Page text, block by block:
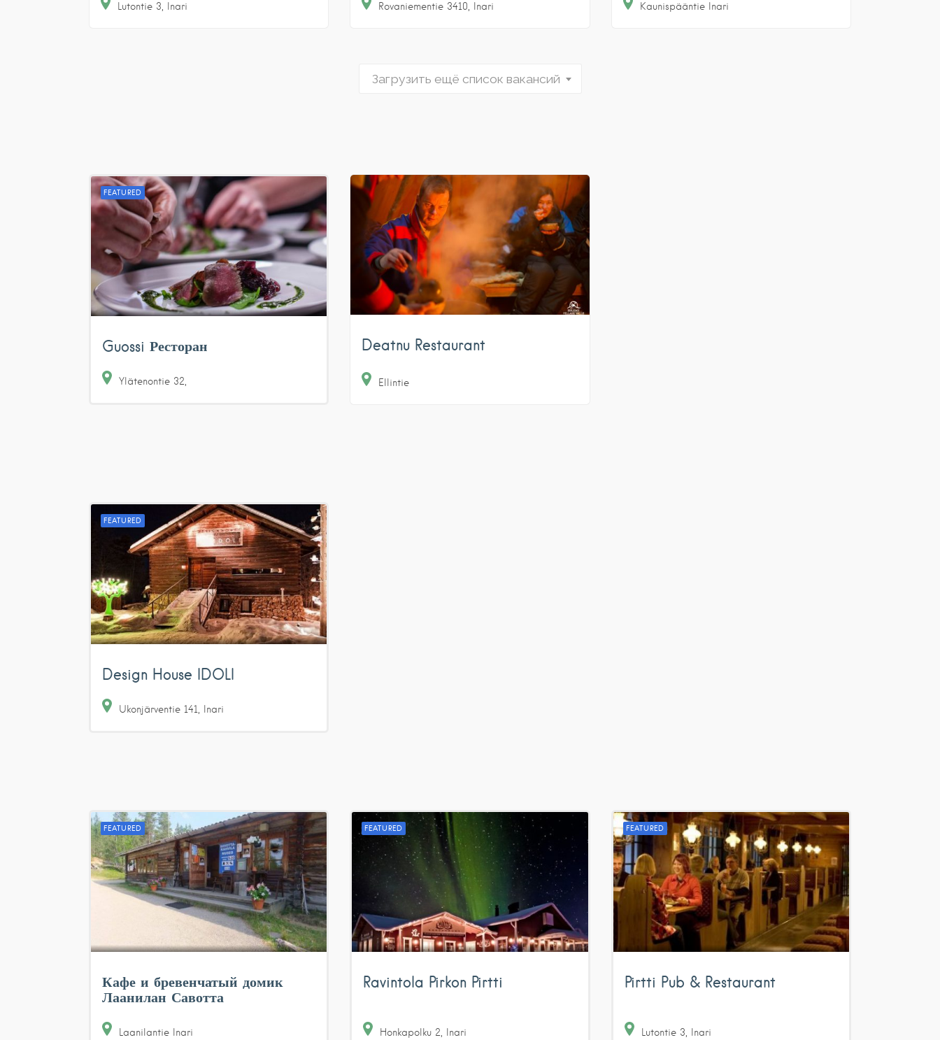
Lutontie 3 Inari Rovaniementie 3410 Inari Kaunispääntie Inari
Загрузить ещё список вакансий
FEATURED
Guossi Ресторан
Ylätenontie 32
Deatnu Restaurant
Ellintie
FEATURED
Design House IDOLI
Ukonjärventie 141 Inari
FEATURED
Кафе и бревенчатый домик
Лаанилан Савотта
Laanilantie Inari
FEATURED
Ravintola Pirkon Pirtti
Honkapolku 2 Inari
FEATURED
Pirtti Pub & Restaurant
Lutontie 3 Inari